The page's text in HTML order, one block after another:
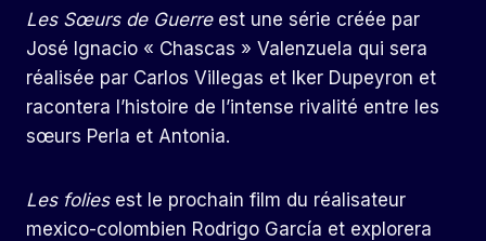
Les Sœurs de Guerreest une série créée par
José Ignacio « Chascas » Valenzuela qui sera
réalisée par Carlos Villegas et Iker Dupeyron et
racontera l’histoire de l’intense rivalité entre les
sœurs Perla et Antonia.
Les folies est le prochain film du réalisateur
mexico-colombien Rodrigo García et explorera